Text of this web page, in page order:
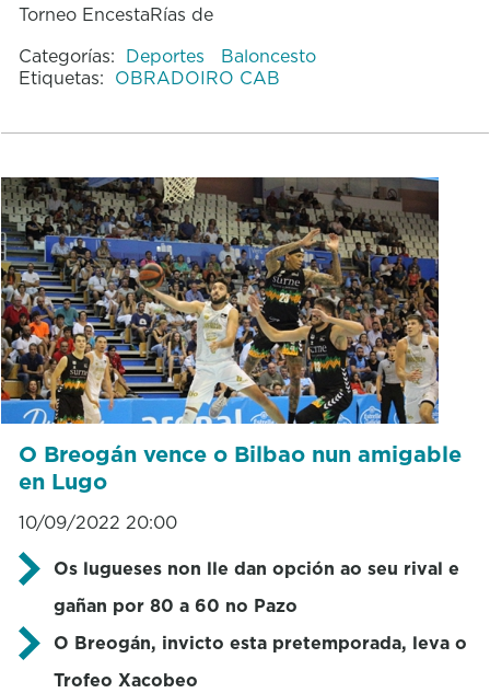
Torneo EncestaRías de
Categorías: Deportes
Baloncesto
Etiquetas: OBRADOIRO CAB
O Breogán vence o Bilbao nun amigable
en Lugo
10/09/2022 20:00
Os lugueses non lle dan opción ao seu rival e
gañan por 80 a 60 no Pazo
O Breogán, invicto esta pretemporada, leva o
Trofeo Xacobeo